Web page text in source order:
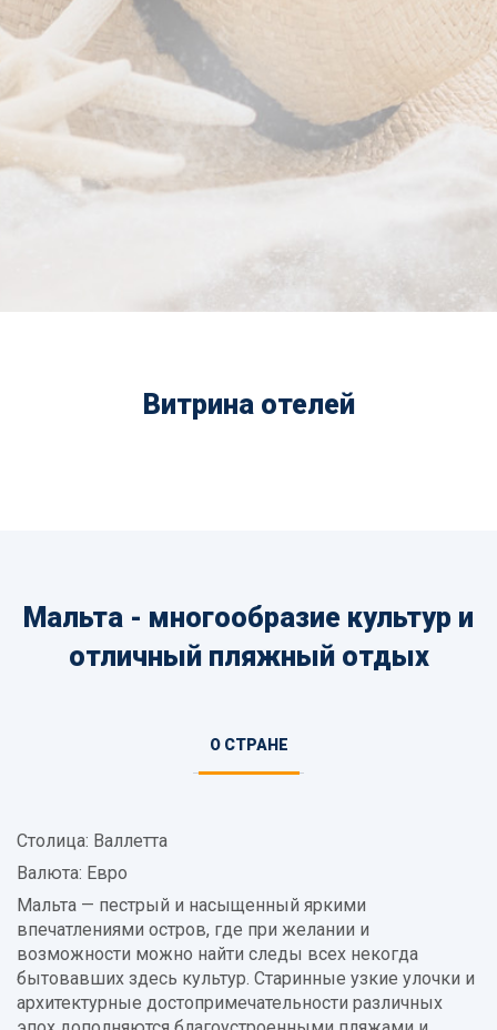
Витрина отелей
Мальта - многообразие культур и
отличный пляжный отдых
ИнформацияО СТРАНЕ
Столица: Валлетта
Валюта: Евро
Мальта — пестрый и насыщенный яркими
впечатлениями остров, где при желании и
возможности можно найти следы всех некогда
бытовавших здесь культур. Старинные узкие улочки и
архитектурные достопримечательности различных